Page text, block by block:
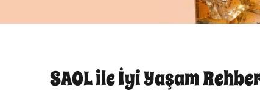
SAOL ile İyi Yaşam